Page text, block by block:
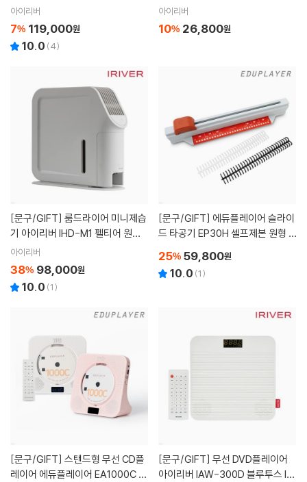
백색소음 블루투스 INOUT 내장배
터리
아이리버
7% 119,000원
10.0 (4)
3플레이어
아이리버
10% 26,800원
[문구/GIFT]
기 아이리버 IHD-M1 펠티어 원룸
화장실 옷방 습기제거 저소음
아이리버
38% 98,000원
10.0 (1)
[문구/GIFT]
드 타공기 EP30H 셀프제본 원형 3
25% 59,800원
10.0 (1)
[문구/GIFT]
레이어 에듀플레이어 EA1000C 블
[문구/GIFT]
아이리버 IAW-300D 블루투스 I